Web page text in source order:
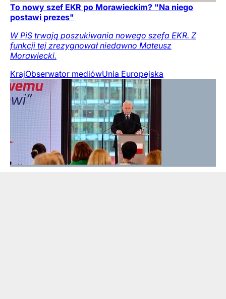
To nowy szef EKR po Morawieckim? "Na niego
postawi prezes"
W PiS trwają poszukiwania nowego szefa EKR. Z
funkcji tej zrezygnował niedawno Mateusz
Morawiecki.
KrajObserwator mediówUnia Europejska